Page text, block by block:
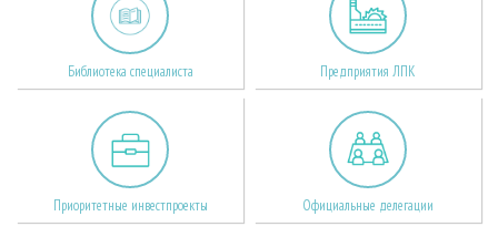
Библиотека специалиста Предприятия ЛПК
Приоритетные инвестпроекты Официальные делегации